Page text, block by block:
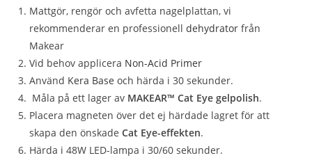
Mattgör, rengör och avfetta nagelplattan, vi
rekommenderar en professionelldehydrator från
Makear
Vid behov applicera Non-Acid Primer
Använd Kera Base och härda i 30 sekunder.
Måla på ett lager av MAKEAR™ Cat Eye gelpolish.
Placera magneten över det ej härdade lagret för att
skapa den önskadeCat Eye-effekten.
Härda i 48W LED-lampa i 30/60 sekunder.